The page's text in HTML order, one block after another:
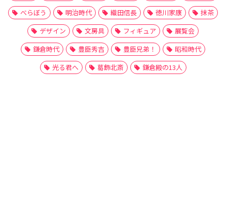
べらぼう
明治時代 織田信長 徳川家康
抹茶
デザイン
文房具 フィギュア
展覧会
鎌倉時代
豊臣秀吉 豊臣兄弟！
昭和時代
光る君へ
葛飾北斎 鎌倉殿の13人